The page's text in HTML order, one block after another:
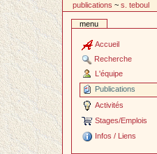
publications ~s. teboul
menu
Accueil
Recherche
L'équipe
Publications
Activités
Stages/Emplois
Infos / Liens